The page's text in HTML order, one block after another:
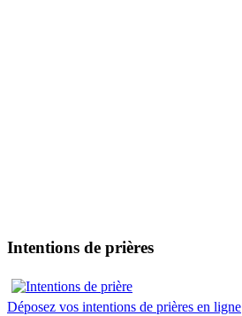
Intentions de prières
Déposez vos intentions de prières en ligne